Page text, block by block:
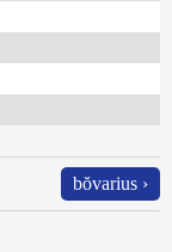
bŏvarius ›